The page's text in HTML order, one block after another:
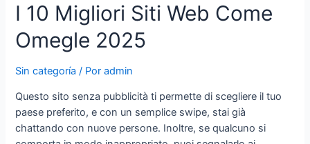
Backpage
Com
Finish
Sex
I 10 Migliori Siti Web Come
Omegle 2025
Sin categoría / Poradmin
Questo sito senza pubblicità ti permette di scegliere il tuo
paese preferito, e con un semplice swipe, stai già
chattando con nuove persone. Inoltre, se qualcuno si